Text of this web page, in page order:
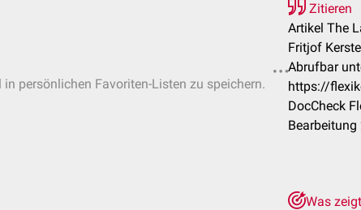
in persönlichen Favoriten-Listen zu speichern.
Zitieren
Artikel The
Fritjof
Abrufbar
https://
DocCheck
Was